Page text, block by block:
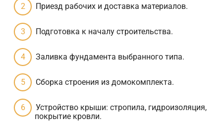
Приезд рабочих и доставка материалов.
Подготовка к началу строительства.
Заливка фундамента выбранного типа.
Сборка строения из домокомплекта.
Устройство крыши: стропила, гидроизоляция,
покрытие кровли.